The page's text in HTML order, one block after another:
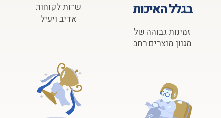
בגלל האיכות
זמינות גבוהה של
מגוון מוצרים רחב
שרות לקוחות
אדיב ויעיל